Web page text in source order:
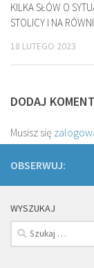
KILKA SŁÓW O
STOLICY I NA
18 LUTEGO 2023
DODAJ
Musisz się
OBSERWUJ:
WYSZUKAJ
Szukaj: